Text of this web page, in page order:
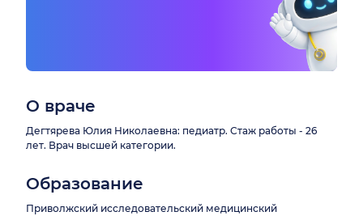
О враче
Дегтярева Юлия Николаевна: педиатр. Стаж работы - 26
лет. Врач высшей категории.
Образование
Приволжский исследовательский медицинский